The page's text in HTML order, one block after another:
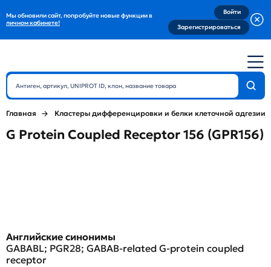
Мы обновили сайт, попробуйте новые функции в
личном кабинете!
Войти
Зарегистрироваться
Главная Кластеры дифференцировки и белки клеточной адгезии
G Protein Coupled Receptor 156 (GPR156)
Английские синонимы
GABABL; PGR28; GABAB-related G-protein coupled
receptor